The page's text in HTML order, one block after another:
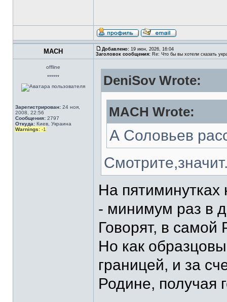
MACH Добавлено: 19 июн, 2026, 16:04
Заголовок сообщения: Re: Что бы вы хотели сказать
offline
******
Зарегистрирован: 24 ноя,
2008, 22:56
Сообщения: 2797
Откуда: Киев, Украина
Warnings: -1
DeniSov Wrote:
MACH Wrote:
А Соловьев
На пятиминутках
- минимум раз в
Говорят, в самой
Но как
границей, и за
Родине, получая